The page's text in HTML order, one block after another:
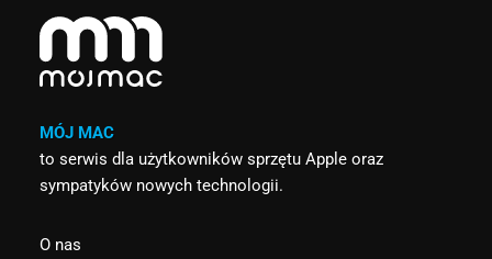
MÓJ MAC
to serwis dla użytkowników sprzętu Apple oraz
sympatyków nowych technologii.
O nas